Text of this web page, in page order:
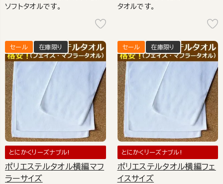
ソフトタオルです。
タオルです。
とにかくリーズナブル!
ポリエステルタオル横編マフ
ラーサイズ
セール 在庫限り
とにかくリーズナブル!
ポリエステルタオル横編フェ
イスサイズ
セール 在庫限り